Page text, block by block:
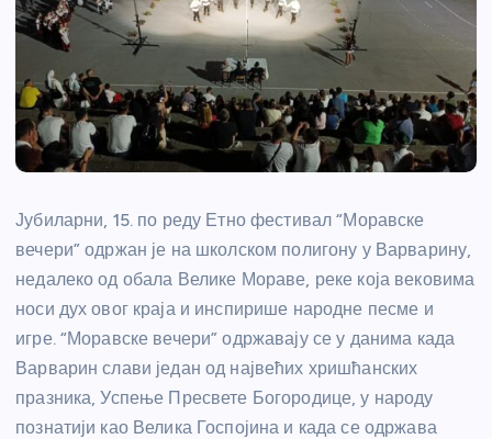
Јубиларни, 15. по реду Етно фестивал “Моравске
вечери” одржан је на школском полигону у Варварину,
недалеко од обала Велике Мораве, реке која вековима
носи дух овог краја и инспирише народне песме и
игре. “Моравске вечери” одржавају се у данима када
Варварин слави један од највећих хришћанских
празника, Успење Пресвете Богородице, у народу
познатији као Велика Госпојина и када се одржава